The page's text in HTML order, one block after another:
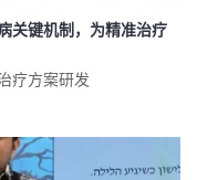
关键机制，为精准治疗
疗方案研发